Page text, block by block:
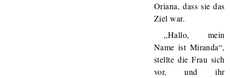
Oriana, dass sie das
Ziel war.
„Hallo, mein
Name ist Miranda“,
stellte die Frau sich
vor, und ihr